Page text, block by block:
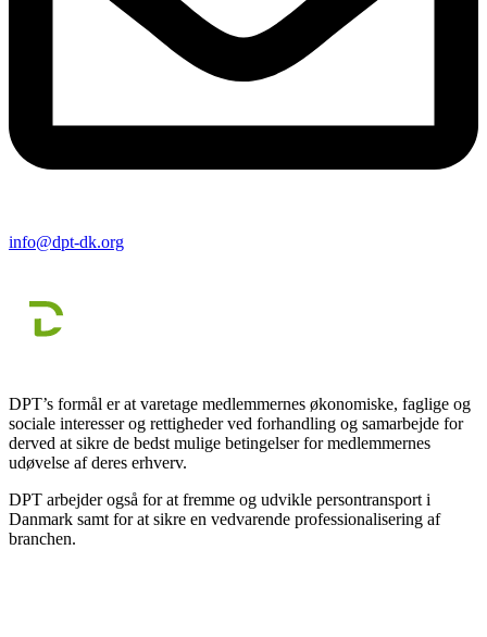
info@dpt-dk.org
DPT’s formål er at varetage medlemmernes økonomiske, faglige og
sociale interesser og rettigheder ved forhandling og samarbejde for
derved at sikre de bedst mulige betingelser for medlemmernes
udøvelse af deres erhverv.
DPT arbejder også for at fremme og udvikle persontransport i
Danmark samt for at sikre en vedvarende professionalisering af
branchen.